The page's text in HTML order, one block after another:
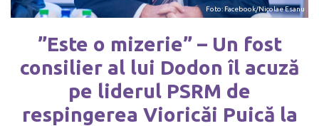
Foto: Facebook/Nicolae Esanu
”Este o mizerie” – Un fost
consilier al lui Dodon îl acuză
pe liderul PSRM de
respingerea Vioricăi Puică la